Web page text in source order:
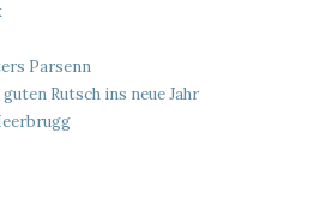
Parsenn
Rutsch ins neue Jahr